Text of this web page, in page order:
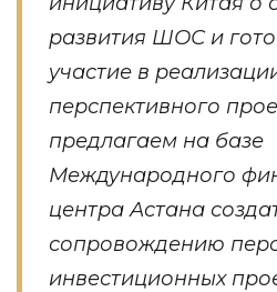
развития ШОС и
участие в
перспективного
предлагаем на базе
Международного
центра Астана
сопровождению
инвестиционных